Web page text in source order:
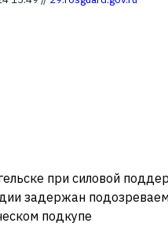
при силовой
задержан
подкупе